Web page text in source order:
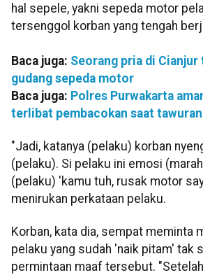
hal sepele, yakni sepeda motor
tersenggol korban yang tengah
Baca juga: Seorang pria di
gudang sepeda motor
Baca juga: Polres Purwakarta
terlibat pembacokan saat tawuran
"Jadi, katanya (pelaku) korban
(pelaku). Si pelaku ini emosi
(pelaku) 'kamu tuh, rusak motor
menirukan perkataan pelaku.
Korban, kata dia, sempat meminta
pelaku yang sudah 'naik pitam' tak
permintaan maaf tersebut.